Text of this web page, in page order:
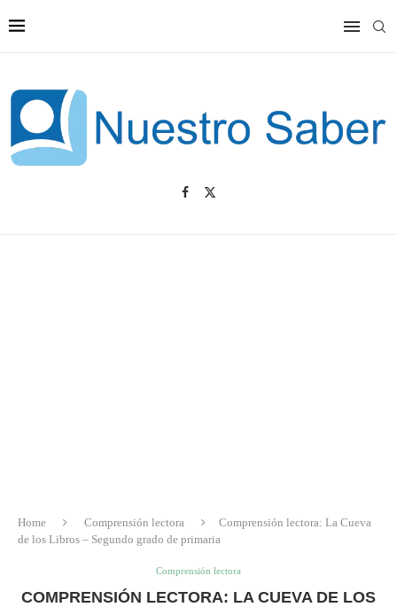
Home Comprensión lectora
Comprensión lectora: La Cueva
de los Libros – Segundo grado de primaria
Comprensión lectora
COMPRENSIÓN LECTORA: LA CUEVA DE LOS